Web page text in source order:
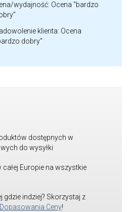
wydajność: Ocena "bardzo
klienta: Ocena
dobry"
dostępnych w
do wysyłki
Europie na wszystkie
gdzie indziej? Skorzystaj z
Ceny!